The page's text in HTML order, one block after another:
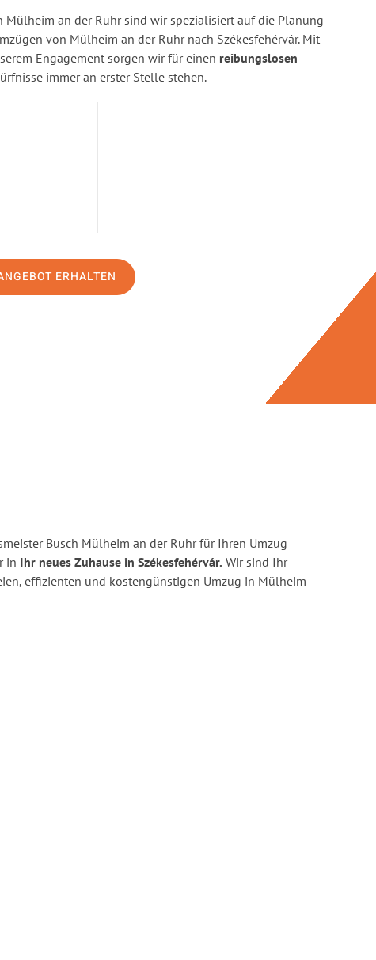
Mülheim an der Ruhr sind wir spezialisiert auf die Planung
von Mülheim an der Ruhr nach Székesfehérvár. Mit
Engagement sorgen wir für einen reibungslosen
immer an erster Stelle stehen.
ERHALTEN
Busch Mülheim an der Ruhr für Ihren Umzug
in Ihr neues Zuhause in Székesfehérvár. Wir sind Ihr
effizienten und kostengünstigen Umzug in Mülheim